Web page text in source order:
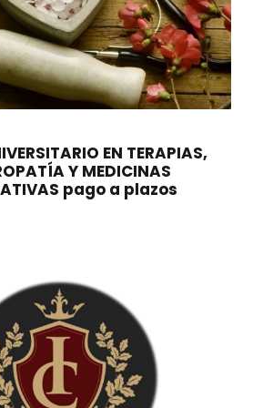
:
2
2
0
,
0
€
7
,
0
0
.
EN TERAPIAS,
Y MEDICINAS
pago a plazos